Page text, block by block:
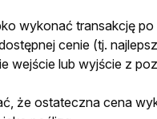
wykonać transakcję po
cenie (tj.
wejście lub wyjście z
że ostateczna cena